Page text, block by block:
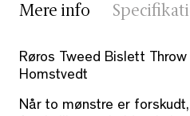
Mere info
Røros Tweed Bislett
Homstvedt
Når to mønstre er